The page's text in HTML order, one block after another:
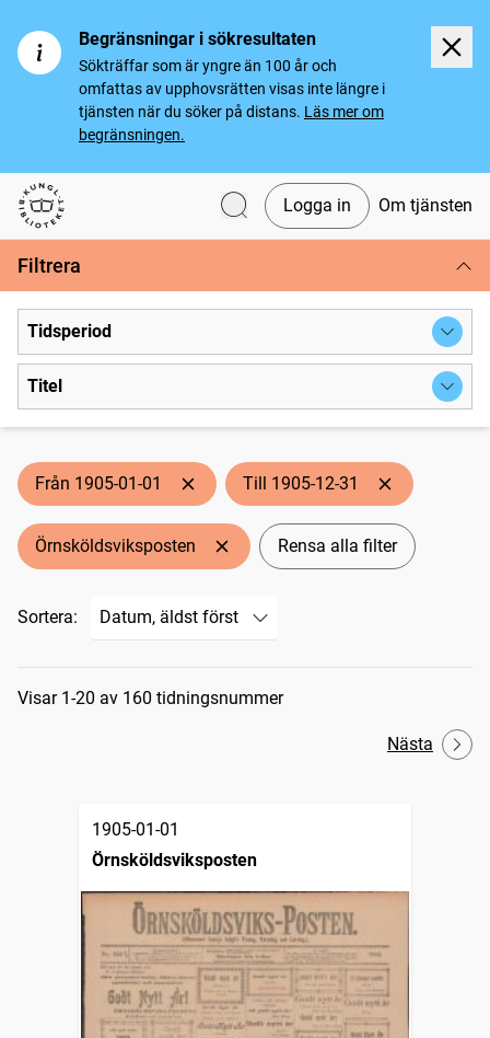
Begränsningar i sökresultaten
Sökträffar som är yngre än 100 år och
omfattas av upphovsrätten visas inte längre i
tjänsten när du söker på distans. Läs mer om
begränsningen.
Svenska tidningar
Logga in Om tjänsten
Filtrera
Tidsperiod
Titel
Från 1905-01-01 Till 1905-12-31
Örnsköldsviksposten Rensa alla filter
Sortera:
Sökresultat
Visar 1-20 av 160 tidningsnummer
Nästa
1905-01-01
Örnsköldsviksposten